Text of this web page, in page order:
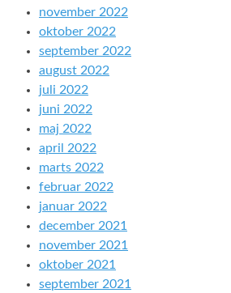
november 2022
oktober 2022
september 2022
august 2022
juli 2022
juni 2022
maj 2022
april 2022
marts 2022
februar 2022
januar 2022
december 2021
november 2021
oktober 2021
september 2021